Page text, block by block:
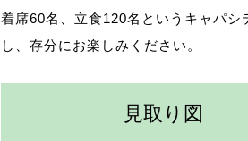
着席60名、立食120名というキャパシ
し、存分にお楽しみください。
見取り図